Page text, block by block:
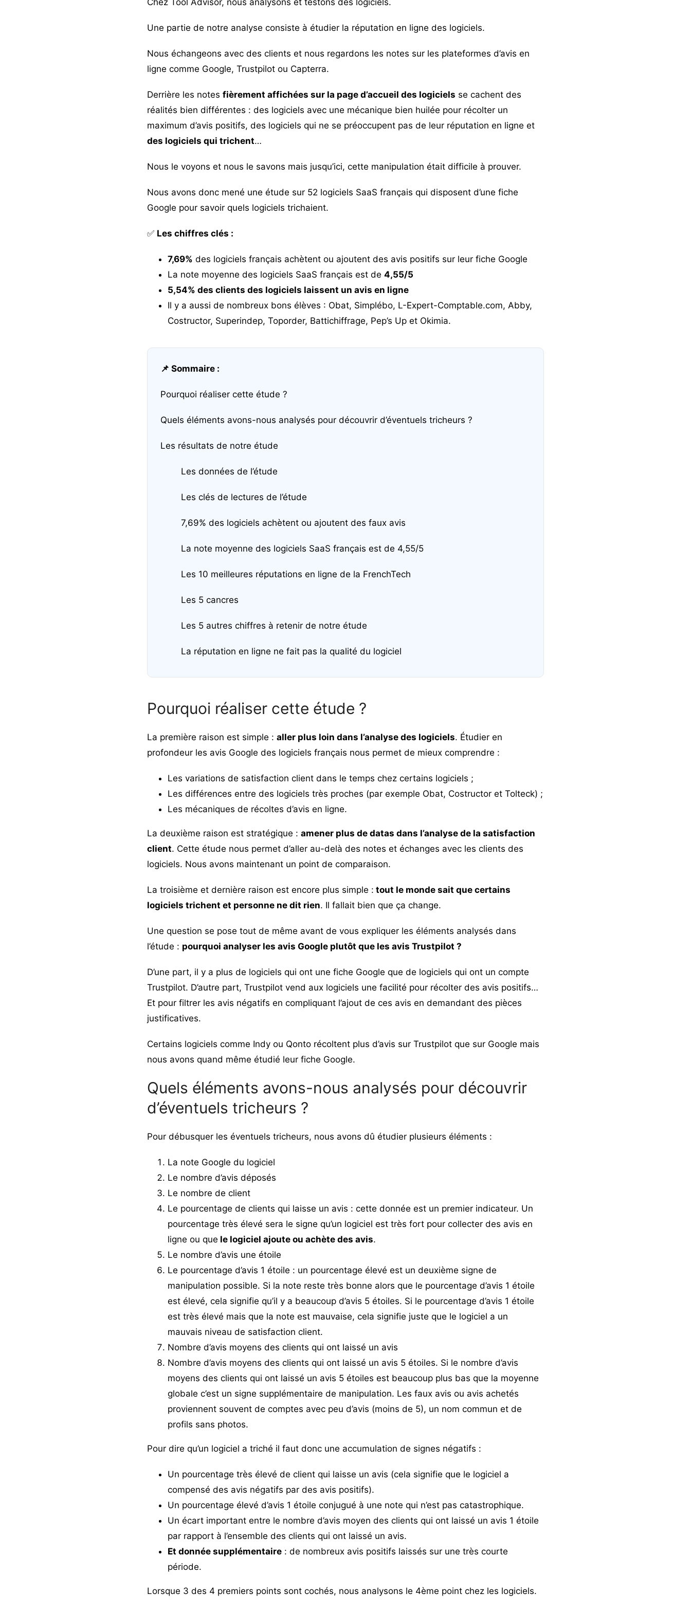
Une partie de notre analyse consiste à étudier la réputation en ligne des logiciels.
Nous échangeons avec des clients et nous regardons les notes sur les plateformes d’avis en
ligne comme Google, Trustpilot ou Capterra.
Derrière les notes fièrement affichées sur la page d’accueil des logiciels se cachent des
réalités bien différentes : des logiciels avec une mécanique bien huilée pour récolter un
maximum d’avis positifs, des logiciels qui ne se préoccupent pas de leur réputation en ligne et
des logiciels qui trichent…
Nous le voyons et nous le savons mais jusqu’ici, cette manipulation était difficile à prouver.
Nous avons donc mené une étude sur 52 logiciels SaaS français qui disposent d’une fiche
Google pour savoir quels logiciels trichaient.
✅ Les chiffres clés :
7,69% des logiciels français achètent ou ajoutent des avis positifs sur leur fiche Google
La note moyenne des logiciels SaaS français est de 4,55/5
5,54% des clients des logiciels laissent un avis en ligne
Il y a aussi de nombreux bons élèves : Obat, Simplébo, L-Expert-Comptable.com, Abby,
Costructor, Superindep, Toporder, Battichiffrage, Pep’s Up et Okimia.
📌 Sommaire :
Pourquoi réaliser cette étude ?
Quels éléments avons-nous analysés pour découvrir d’éventuels tricheurs ?
Les résultats de notre étude
Les données de l’étude
Les clés de lectures de l’étude
7,69% des logiciels achètent ou ajoutent des faux avis
La note moyenne des logiciels SaaS français est de 4,55/5
Les 10 meilleures réputations en ligne de la FrenchTech
Les 5 cancres
Les 5 autres chiffres à retenir de notre étude
La réputation en ligne ne fait pas la qualité du logiciel
Pourquoi réaliser cette étude ?
La première raison est simple : aller plus loin dans l’analyse des logiciels. Étudier en
profondeur les avis Google des logiciels français nous permet de mieux comprendre :
Les variations de satisfaction client dans le temps chez certains logiciels ;
Les différences entre des logiciels très proches (par exemple Obat, Costructor et Tolteck) ;
Les mécaniques de récoltes d’avis en ligne.
La deuxième raison est stratégique : amener plus de datas dans l’analyse de la satisfaction
client. Cette étude nous permet d’aller au-delà des notes et échanges avec les clients des
logiciels. Nous avons maintenant un point de comparaison.
La troisième et dernière raison est encore plus simple : tout le monde sait que certains
logiciels trichent et personne ne dit rien. Il fallait bien que ça change.
Une question se pose tout de même avant de vous expliquer les éléments analysés dans
l’étude : pourquoi analyser les avis Google plutôt que les avis Trustpilot ?
D’une part, il y a plus de logiciels qui ont une fiche Google que de logiciels qui ont un compte
Trustpilot. D’autre part, Trustpilot vend aux logiciels une facilité pour récolter des avis positifs…
Et pour filtrer les avis négatifs en compliquant l’ajout de ces avis en demandant des pièces
justificatives.
Certains logiciels comme Indy ou Qonto récoltent plus d’avis sur Trustpilot que sur Google mais
nous avons quand même étudié leur fiche Google.
Quels éléments avons-nous analysés pour découvrir
d’éventuels tricheurs ?
Pour débusquer les éventuels tricheurs, nous avons dû étudier plusieurs éléments :
La note Google du logiciel
Le nombre d’avis déposés
Le nombre de client
Le pourcentage de clients qui laisse un avis : cette donnée est un premier indicateur. Un
pourcentage très élevé sera le signe qu’un logiciel est très fort pour collecter des avis en
ligne ou que le logiciel ajoute ou achète des avis.
Le nombre d’avis une étoile
Le pourcentage d’avis 1 étoile : un pourcentage élevé est un deuxième signe de
manipulation possible. Si la note reste très bonne alors que le pourcentage d’avis 1 étoile
est élevé, cela signifie qu’il y a beaucoup d’avis 5 étoiles. Si le pourcentage d’avis 1 étoile
est très élevé mais que la note est mauvaise, cela signifie juste que le logiciel a un
mauvais niveau de satisfaction client.
Nombre d’avis moyens des clients qui ont laissé un avis
Nombre d’avis moyens des clients qui ont laissé un avis 5 étoiles. Si le nombre d’avis
moyens des clients qui ont laissé un avis 5 étoiles est beaucoup plus bas que la moyenne
globale c’est un signe supplémentaire de manipulation. Les faux avis ou avis achetés
proviennent souvent de comptes avec peu d’avis (moins de 5), un nom commun et de
profils sans photos.
Pour dire qu’un logiciel a triché il faut donc une accumulation de signes négatifs :
Un pourcentage très élevé de client qui laisse un avis (cela signifie que le logiciel a
compensé des avis négatifs par des avis positifs).
Un pourcentage élevé d’avis 1 étoile conjugué à une note qui n’est pas catastrophique.
Un écart important entre le nombre d’avis moyen des clients qui ont laissé un avis 1 étoile
par rapport à l’ensemble des clients qui ont laissé un avis.
Et donnée supplémentaire: de nombreux avis positifs laissés sur une très courte
période.
Lorsque 3 des 4 premiers points sont cochés, nous analysons le 4ème point chez les logiciels.